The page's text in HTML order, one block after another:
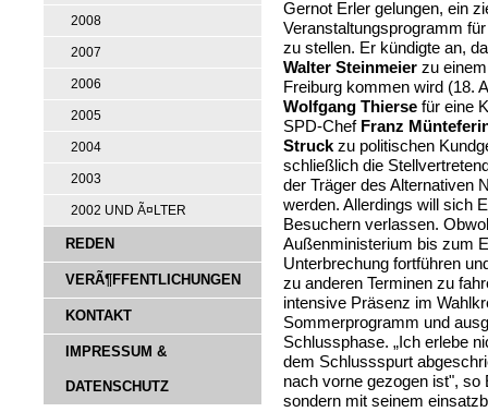
2008
2007
2006
2005
2004
2003
2002 UND Ã¤LTER
REDEN
VERÃ¶FFENTLICHUNGEN
KONTAKT
IMPRESSUM &
DATENSCHUTZ
Gernot Erler gelungen, ein
Veranstaltungsprogramm
zu stellen. Er kündigte an,
Walter Steinmeier zu
Freiburg kommen wird (18.
Wolfgang Thierse für eine
SPD-Chef Franz
Struckzu politischen
schließlich die
der Träger des Alternativen
werden. Allerdings will sich
Besuchern verlassen.
Außenministerium bis zum
Unterbrechung fortführen
zu anderen Terminen zu
intensive Präsenz im
Sommerprogramm und
Schlussphase. „Ich erlebe
dem Schlussspurt
nach vorne gezogen ist", so
sondern mit seinem